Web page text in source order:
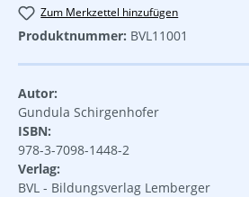
Zum Merkzettel hinzufügen
Produktnummer: BVL11001
Autor:
Gundula Schirgenhofer
ISBN:
978-3-7098-1448-2
Verlag:
BVL - Bildungsverlag Lemberger